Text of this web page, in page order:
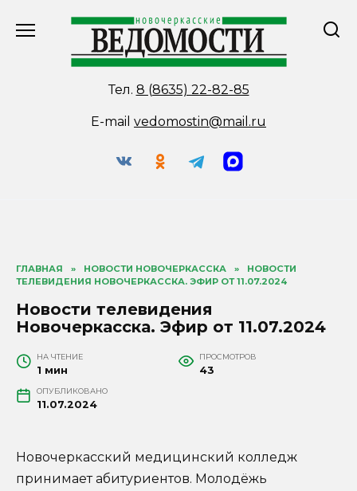
Тел. 8 (8635) 22-82-85
E-mail vedomostin@mail.ru
ГЛАВНАЯ » НОВОСТИ НОВОЧЕРКАССКА »
НОВОСТИ
ТЕЛЕВИДЕНИЯ НОВОЧЕРКАССКА. ЭФИР ОТ 11.07.2024
Новости телевидения
Новочеркасска. Эфир от 11.07.2024
НА ЧТЕНИЕ
1 мин
ПРОСМОТРОВ
43
ОПУБЛИКОВАНО
11.07.2024
Новочеркасский медицинский колледж
принимает абитуриентов. Молодёжь